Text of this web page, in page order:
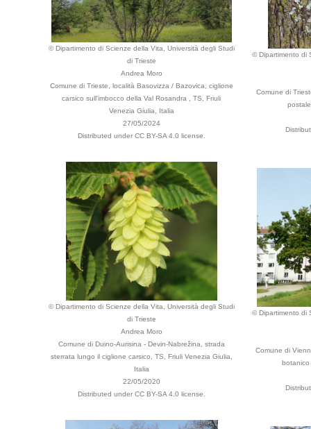
© Dipartimento di Scienze della Vita, Università degli Studi
di Trieste
Andrea Moro
Comune di Trieste, località Basovizza / Bazovica, ciglione
carsico sull'imbocco della Val Rosandra , TS, Friuli
Venezia Giulia, Italia
27/05/2024
Distributed under CC BY-SA 4.0 license.
© Dipartimento di
Comune di
© Dipartimento di Scienze della Vita, Università degli Studi
di Trieste
Andrea Moro
Comune di Duino-Aurisina - Devin-Nabrežina, strada
sterrata lungo il ciglione carsico, TS, Friuli Venezia Giulia,
Italia
22/05/2020
Distributed under CC BY-SA 4.0 license.
© Dipartimento di
Comune di
botanico